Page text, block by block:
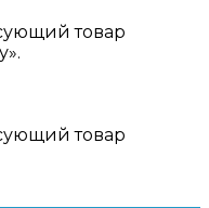
товар
товар